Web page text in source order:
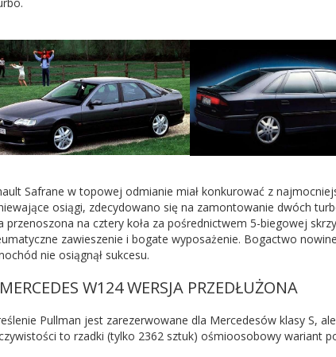
Safrane w topowej odmianie miał konkurować z
osiągi, zdecydowano się na zamontowanie dwóch
przenoszona na cztery koła za pośrednictwem 5-biegowej
zawieszenie i bogate wyposażenie. Bogactwo
nie osiągnął sukcesu.
W124 WERSJA PRZEDŁUŻONA
Pullman jest zarezerwowane dla Mercedesów klasy S,
to rzadki (tylko 2362 sztuk) ośmioosobowy wariant